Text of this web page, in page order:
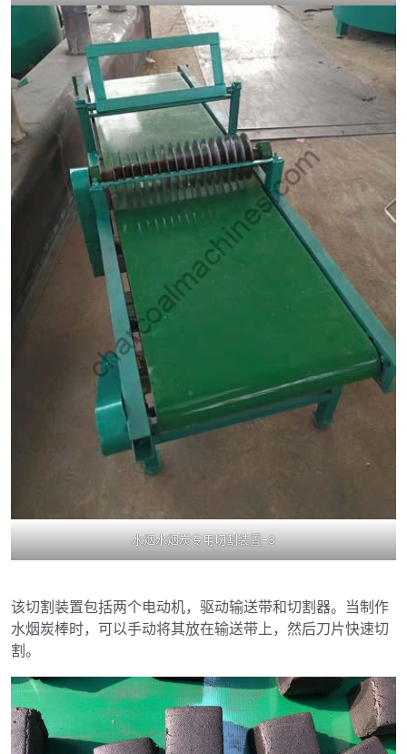
水烟水烟炭专用切割装置-3
该切割装置包括两个电动机，驱动输送带和切割器。当制作
水烟炭棒时，可以手动将其放在输送带上，然后刀片快速切
割。